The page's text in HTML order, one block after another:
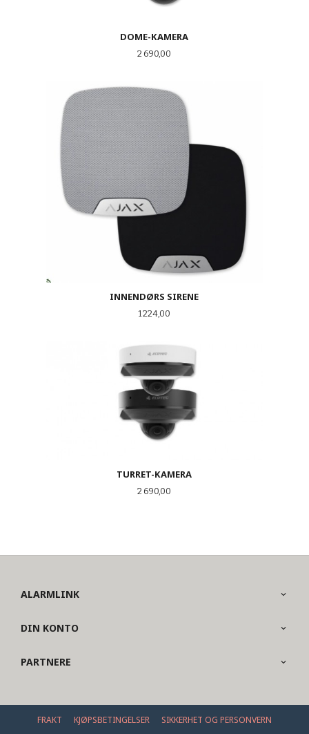
DOME-KAMERA
Pris
2 690,00
INNENDØRS SIRENE
Pris
1 224,00
TURRET-KAMERA
Pris
2 690,00
ALARMLINK
DIN KONTO
PARTNERE
FRAKT KJØPSBETINGELSER SIKKERHET OG PERSONVERN